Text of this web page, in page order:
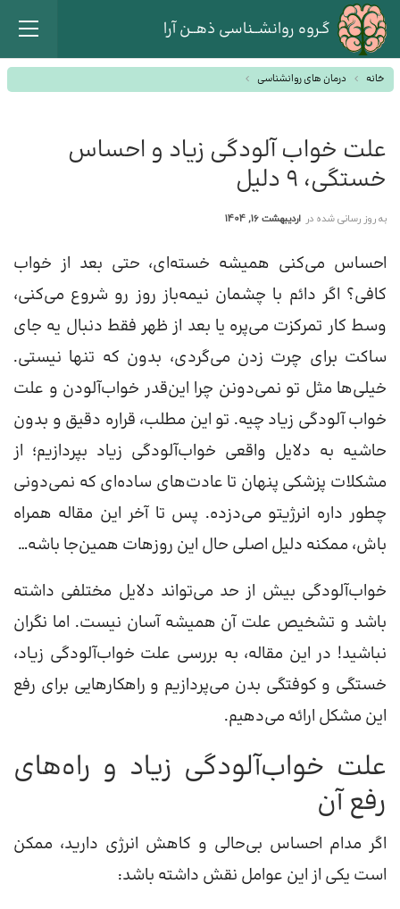
گـروه روانشــناسی ذهــن آرا
خانه درمان های روانشناسی
علت خواب آلودگی زیاد و احساس
خستگی، 9 دلیل
به روز رسانی شده در اردیبهشت 16, 1404
احساس می‌کنی همیشه خسته‌ای، حتی بعد از خواب
کافی؟ اگر دائم با چشمان نیمه‌باز روز رو شروع می‌کنی،
وسط کار تمرکزت می‌پره یا بعد از ظهر فقط دنبال یه جای
ساکت برای چرت زدن می‌گردی، بدون که تنها نیستی.
خیلی‌ها مثل تو نمی‌دونن چرا این‌قدر خواب‌آلودن و علت
خواب آلودگی زیاد چیه. تو این مطلب، قراره دقیق و بدون
حاشیه به دلایل واقعی خواب‌آلودگی زیاد بپردازیم؛ از
مشکلات پزشکی پنهان تا عادت‌های ساده‌ای که نمی‌دونی
چطور داره انرژیتو می‌دزده. پس تا آخر این مقاله همراه
باش، ممکنه دلیل اصلی حال این روز‌هات همین‌جا باشه…
خواب‌آلودگی بیش از حد می‌تواند دلایل مختلفی داشته
باشد و تشخیص علت آن همیشه آسان نیست. اما نگران
نباشید! در این مقاله، به بررسی علت خواب‌آلودگی زیاد،
خستگی و کوفتگی بدن می‌پردازیم و راهکارهایی برای رفع
این مشکل ارائه می‌دهیم.
علت خواب‌آلودگی زیاد و راه‌های
رفع آن
اگر مدام احساس بی‌حالی و کاهش انرژی دارید، ممکن
است یکی از این عوامل نقش داشته باشد: